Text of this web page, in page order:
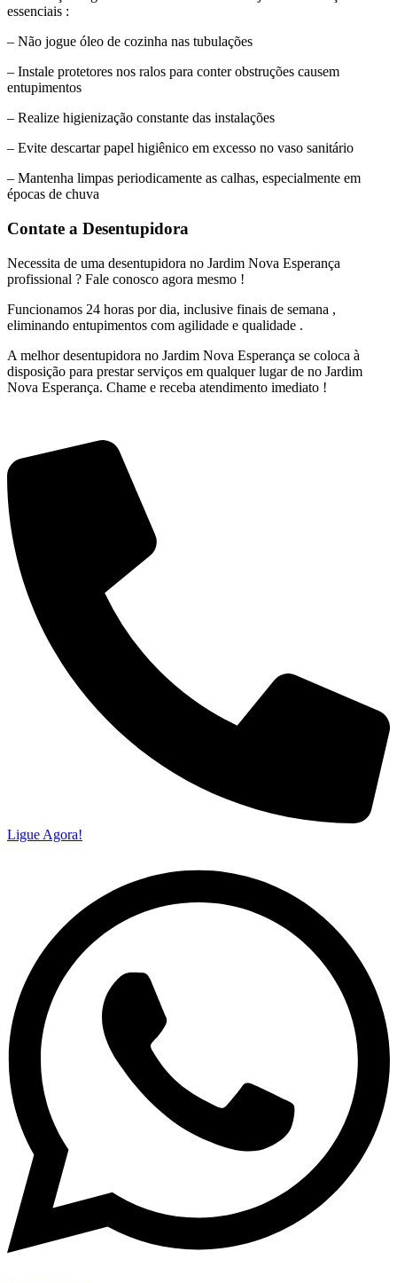
essenciais :
– Não jogue óleo de cozinha nas tubulações
– Instale protetores nos ralos para conter obstruções causem
entupimentos
– Realize higienização constante das instalações
– Evite descartar papel higiênico em excesso no vaso sanitário
– Mantenha limpas periodicamente as calhas, especialmente em
épocas de chuva
Contate a Desentupidora
Necessita de uma desentupidora no Jardim Nova Esperança
profissional ? Fale conosco agora mesmo !
Funcionamos 24 horas por dia, inclusive finais de semana ,
eliminando entupimentos com agilidade e qualidade .
A melhor desentupidora no Jardim Nova Esperança se coloca à
disposição para prestar serviços em qualquer lugar de no Jardim
Nova Esperança. Chame e receba atendimento imediato !
Ligue Agora!